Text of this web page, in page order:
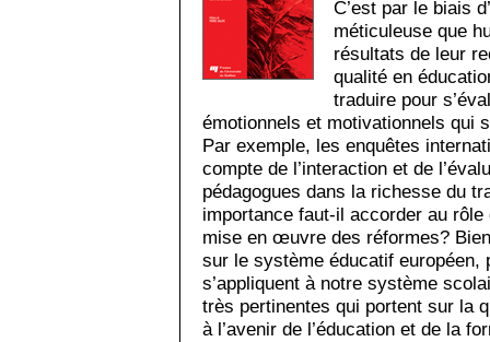
C’est par le biais
méticuleuse que
résultats de leur
qualité en
traduire pour
émotionnels et motivationnels qui
Par exemple, les enquêtes
compte de l’interaction et de
pédagogues dans la richesse du
importance faut-il accorder au
mise en œuvre des réformes?
sur le système éducatif européen,
s’appliquent à notre système
très pertinentes qui portent sur la
à l’avenir de l’éducation et de la